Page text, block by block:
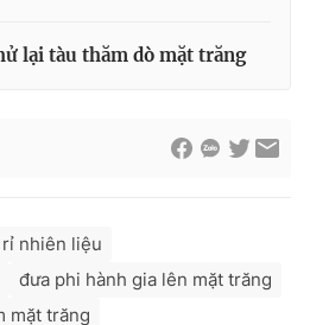
lại tàu thăm dò mặt trăng
nhiên liệu
đưa phi hành gia lên mặt trăng
mặt trăng